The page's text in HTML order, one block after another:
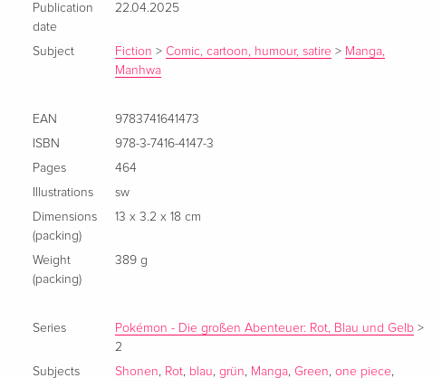
Publication
date
22.04.2025
Subject Fiction >Comic, cartoon, humour, satire > Manga,
Manhwa
EAN
9783741641473
ISBN
978-3-7416-4147-3
Pages
464
Illustrations
sw
Dimensions
(packing)
13 x 3.2 x 18 cm
Weight
(packing)
389 g
Series Pokémon - Die großen Abenteuer: Rot, Blau und Gelb >
2
Subjects
Shonen, Rot, blau,grün, Manga,Green,one piece,